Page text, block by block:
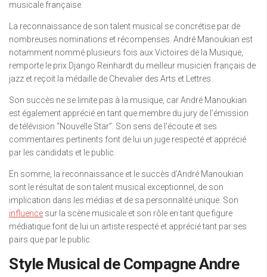
musicale française.
La reconnaissance de son talent musical se concrétise par de
nombreuses nominations et récompenses. André Manoukian est
notamment nommé plusieurs fois aux Victoires de la Musique,
remporte le prix Django Reinhardt du meilleur musicien français de
jazz et reçoit la médaille de Chevalier des Arts et Lettres.
Son succès ne se limite pas à la musique, car André Manoukian
est également apprécié en tant que membre du jury de l’émission
de télévision “Nouvelle Star”. Son sens de l’écoute et ses
commentaires pertinents font de lui un juge respecté et apprécié
par les candidats et le public.
En somme, la reconnaissance et le succès d’André Manoukian
sont le résultat de son talent musical exceptionnel, de son
implication dans les médias et de sa personnalité unique. Son
influence sur la scène musicale et son rôle en tant que figure
médiatique font de lui un artiste respecté et apprécié tant par ses
pairs que par le public.
Style Musical de Compagne Andre